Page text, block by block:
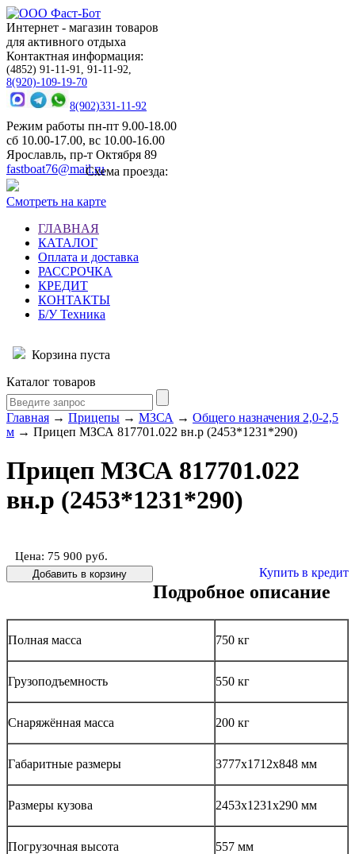
Интернет - магазин товаров
для активного отдыха
Контактная информация:
(4852) 91-11-91, 91-11-92,
8(920)-109-19-70
8(902)331-11-92
Режим работы пн-пт 9.00-18.00
сб 10.00-17.00, вс 10.00-16.00
Ярославль, пр-т Октября 89
fastboat76@mail.ruСхема проезда:
Смотреть на карте
ГЛАВНАЯ
КАТАЛОГ
Оплата и доставка
РАССРОЧКА
КРЕДИТ
КОНТАКТЫ
Б/У Техника
Корзина пуста
Каталог товаров
Главная → Прицепы → МЗСА → Общего назначения 2,0-2,5
м → Прицеп МЗСА 817701.022 вн.р (2453*1231*290)
Прицеп МЗСА 817701.022
вн.р (2453*1231*290)
Цена: 75 900 руб.
Купить в кредит
Подробное описание
Полная масса 750 кг
Грузоподъемность 550 кг
Снаряжённая масса 200 кг
Габаритные размеры 3777х1712х848 мм
Размеры кузова 2453x1231x290 мм
Погрузочная высота 557 мм